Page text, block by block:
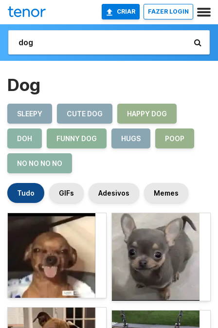
CRIAR FAZER LOGIN
Dog
SLEEPY CUTE DOG HAPPY DOG
DOH FUNNY DOG HUGS POOP
NO NO NO NO
Tudo GIFs Adesivos Memes